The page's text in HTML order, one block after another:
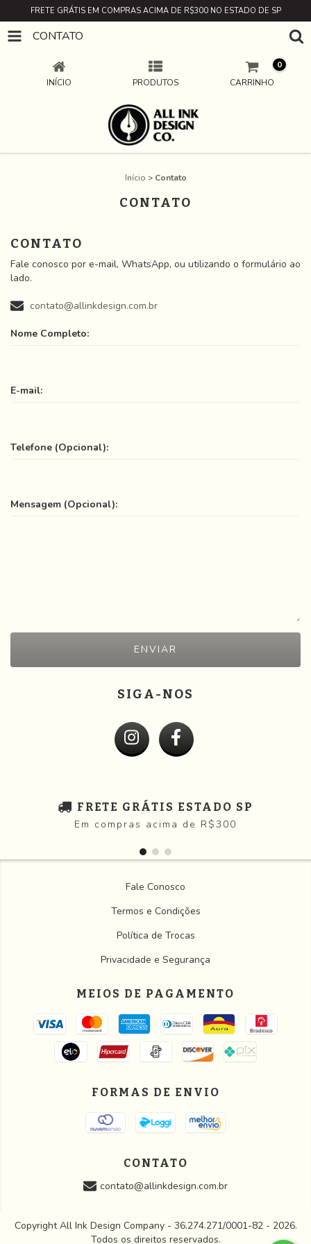
FRETE GRÁTIS EM COMPRAS ACIMA DE R$300 NO ESTADO DE SP
CONTATO
INÍCIO PRODUTOS CARRINHO
0
Início > Contato
CONTATO
CONTATO
Fale conosco por e-mail, WhatsApp, ou utilizando o formulário ao
lado.
contato@allinkdesign.com.br
Nome Completo:
E-mail:
Telefone (Opcional):
Mensagem (Opcional):
SIGA-NOS
FRETE GRÁTIS ESTADO SP
Em compras acima de R$300
Fale Conosco
Termos e Condições
Política de Trocas
Privacidade e Segurança
MEIOS DE PAGAMENTO
FORMAS DE ENVIO
CONTATO
contato@allinkdesign.com.br
Copyright All Ink Design Company - 36.274.271/0001-82 - 2026.
Todos os direitos reservados.